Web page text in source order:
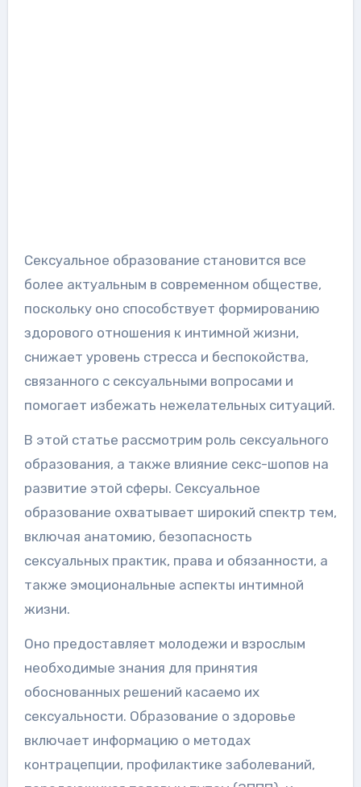
Сексуальное образование становится все
более актуальным в современном обществе,
поскольку оно способствует формированию
здорового отношения к интимной жизни,
снижает уровень стресса и беспокойства,
связанного с сексуальными вопросами и
помогает избежать нежелательных ситуаций.
В этой статье рассмотрим роль сексуального
образования, а также влияние секс-шопов на
развитие этой сферы. Сексуальное
образование охватывает широкий спектр тем,
включая анатомию, безопасность
сексуальных практик, права и обязанности, а
также эмоциональные аспекты интимной
жизни.
Оно предоставляет молодежи и взрослым
необходимые знания для принятия
обоснованных решений касаемо их
сексуальности. Образование о здоровье
включает информацию о методах
контрацепции, профилактике заболеваний,